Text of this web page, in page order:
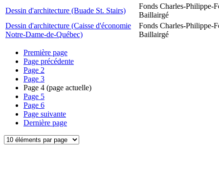
Dessin d'architecture (Buade St. Stairs)
Fonds Charles-Philippe-
Baillairgé
Dessin d'architecture (Caisse d'économie
Notre-Dame-de-Québec)
Fonds Charles-Philippe-
Baillairgé
Première page
Page précédente
Page 2
Page 3
Page 4 (page actuelle)
Page 5
Page 6
Page suivante
Dernière page